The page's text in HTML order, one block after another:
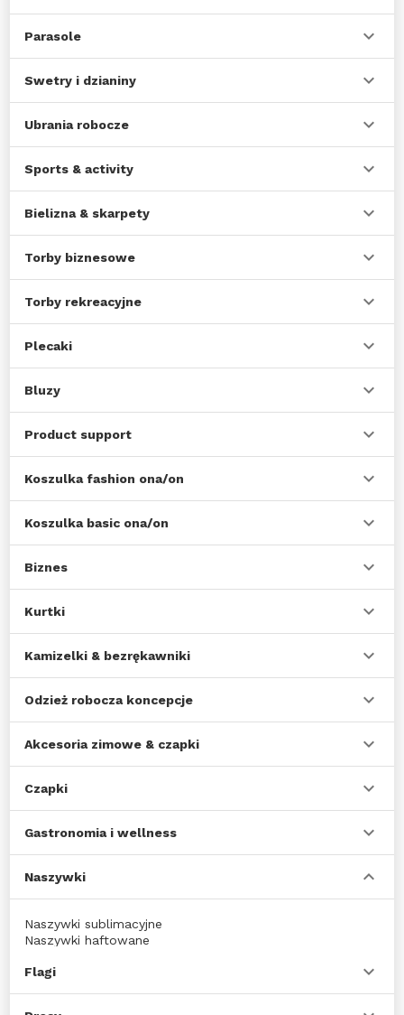
Parasole
Swetry i dzianiny
Ubrania robocze
Sports & activity
Bielizna & skarpety
Torby biznesowe
Torby rekreacyjne
Plecaki
Bluzy
Product support
Koszulka fashion ona/on
Koszulka basic ona/on
Biznes
Kurtki
Kamizelki & bezrękawniki
Odzież robocza koncepcje
Akcesoria zimowe & czapki
Czapki
Gastronomia i wellness
Naszywki
Naszywki sublimacyjne
Naszywki haftowane
Flagi